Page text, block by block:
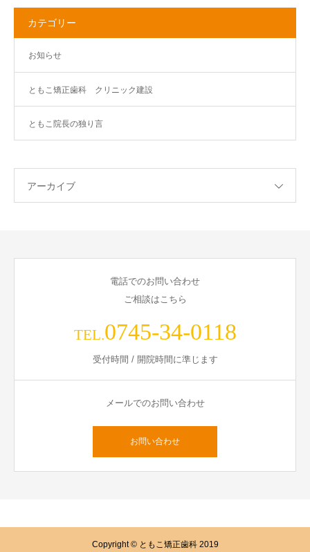
カテゴリー
お知らせ
ともこ矯正歯科 クリニック建設
ともこ院長の独り言
アーカイブ
電話でのお問い合わせ
ご相談はこちら
TEL.0745-34-0118
受付時間 / 開院時間に準じます
メールでのお問い合わせ
お問い合わせ
Copyright © ともこ矯正歯科 2019